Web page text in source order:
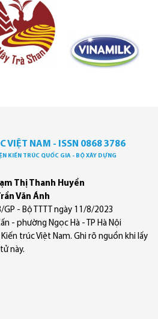
VIỆT NAM - ISSN 0868 3786
KIẾN TRÚC QUỐC GIA - BỘ XÂY DỰNG
Thị Thanh Huyền
Văn Ánh
- Bộ TTTT ngày 11/8/2023
- phường Ngọc Hà - TP Hà Nội
trúc Việt Nam. Ghi rõ nguồn khi lấy
này.